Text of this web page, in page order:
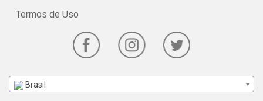
Termos de Uso
Brasil